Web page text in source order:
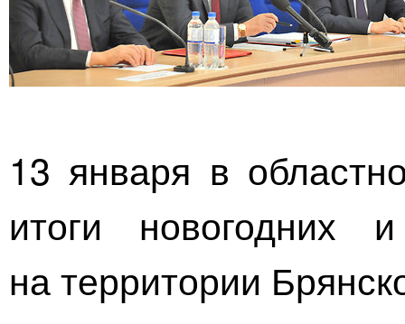
13 января в
итоги новогодних
на территории